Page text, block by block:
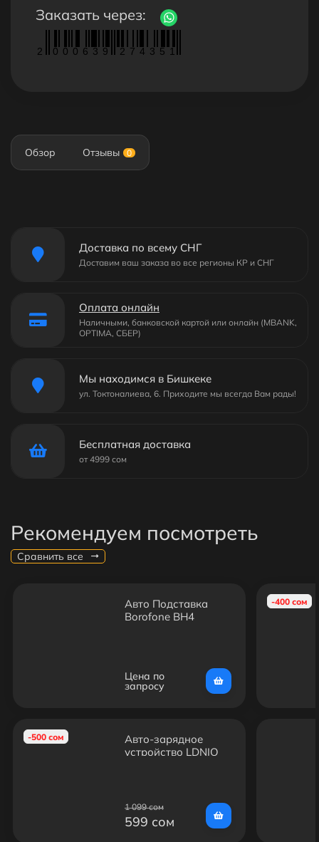
Заказать через:
2 0 0 0 6 3 9 2 7 4 3 5 1
Обзор Отзывы 0
Доставка по всему СНГ
Доставим ваш заказа во все регионы КР и СНГ
Оплата онлайн
Наличными, банковской картой или онлайн (MBANK,
OPTIMA, СБЕР)
Мы находимся в Бишкеке
ул. Токтоналиева, 6. Приходите мы всегда Вам рады!
Бесплатная доставка
от 4999 сом
Рекомендуем посмотреть
Сравнить все
Авто Подставка
Borofone BH4
Цена по
запросу
-500 сом
Авто-зарядное
устройство LDNIO
1 099 сом
599 сом
-400 сом